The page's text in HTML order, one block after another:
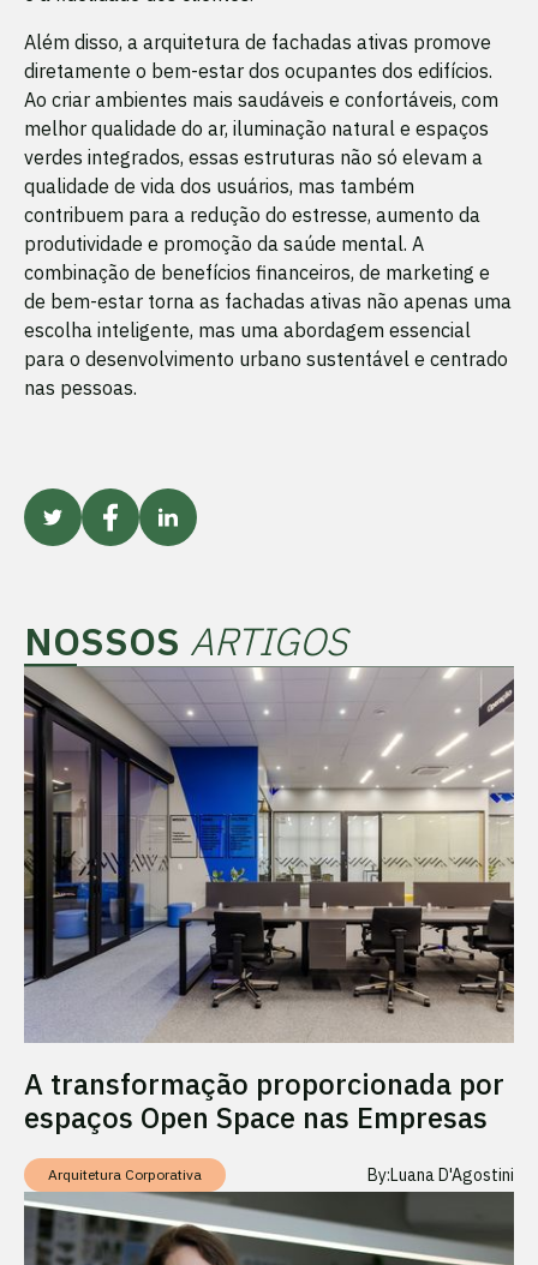
Além disso, a arquitetura de fachadas ativas promove
diretamente o bem-estar dos ocupantes dos edifícios.
Ao criar ambientes mais saudáveis e confortáveis, com
melhor qualidade do ar, iluminação natural e espaços
verdes integrados, essas estruturas não só elevam a
qualidade de vida dos usuários, mas também
contribuem para a redução do estresse, aumento da
produtividade e promoção da saúde mental. A
combinação de benefícios financeiros, de marketing e
de bem-estar torna as fachadas ativas não apenas uma
escolha inteligente, mas uma abordagem essencial
para o desenvolvimento urbano sustentável e centrado
nas pessoas.
NOSSOS ARTIGOS
A transformação proporcionada por
espaços Open Space nas Empresas
Arquitetura Corporativa By:Luana D'Agostini